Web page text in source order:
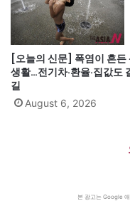
[오늘의 신문] 폭염이 흔든
생활…전기차·환율·집값도
길
August 6, 2026
본 광고는 Google